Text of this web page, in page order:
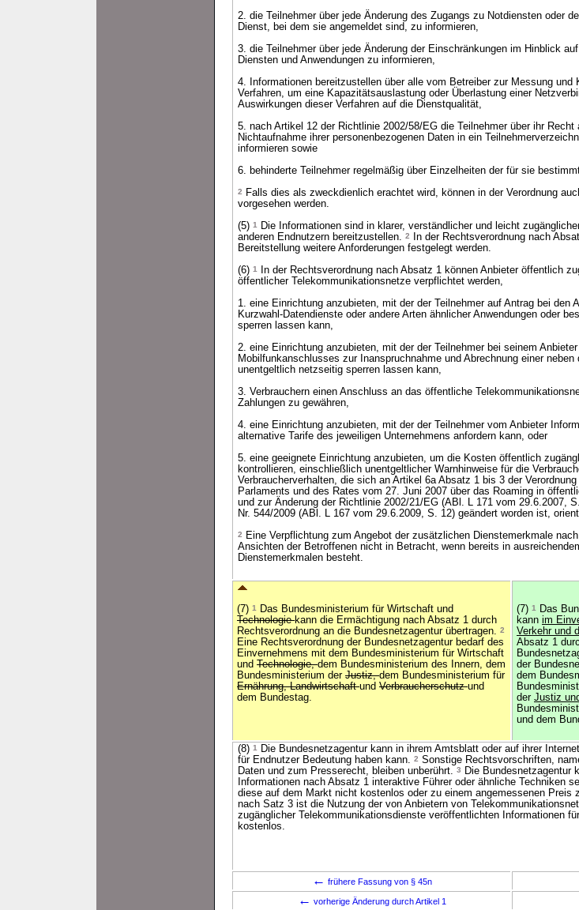
2. die Teilnehmer über jede Änderung des Zugangs zu Notdiensten oder
Dienst, bei dem sie angemeldet sind, zu informieren,
3. die Teilnehmer über jede Änderung der Einschränkungen im Hinblick
Diensten und Anwendungen zu informieren,
4. Informationen bereitzustellen über alle vom Betreiber zur Messung und
Verfahren, um eine Kapazitätsauslastung oder Überlastung einer
Auswirkungen dieser Verfahren auf die Dienstqualität,
5. nach Artikel 12 der Richtlinie 2002/58/EG die Teilnehmer über ihr
Nichtaufnahme ihrer personenbezogenen Daten in ein
informieren sowie
6. behinderte Teilnehmer regelmäßig über Einzelheiten der für sie
2
Falls dies als zweckdienlich erachtet wird, können in der Verordnung
vorgesehen werden.
(5) 1
Die Informationen sind in klarer, verständlicher und leicht
anderen Endnutzern bereitzustellen. 2
In der Rechtsverordnung nach
Bereitstellung weitere Anforderungen festgelegt werden.
(6) 1
In der Rechtsverordnung nach Absatz 1 können Anbieter öffentlich
öffentlicher Telekommunikationsnetze verpflichtet werden,
1. eine Einrichtung anzubieten, mit der der Teilnehmer auf Antrag bei den
Kurzwahl-Datendienste oder andere Arten ähnlicher Anwendungen oder
sperren lassen kann,
2. eine Einrichtung anzubieten, mit der der Teilnehmer bei seinem
Mobilfunkanschlusses zur Inanspruchnahme und Abrechnung einer
unentgeltlich netzseitig sperren lassen kann,
3. Verbrauchern einen Anschluss an das öffentliche
Zahlungen zu gewähren,
4. eine Einrichtung anzubieten, mit der der Teilnehmer vom Anbieter
alternative Tarife des jeweiligen Unternehmens anfordern kann, oder
5. eine geeignete Einrichtung anzubieten, um die Kosten öffentlich
kontrollieren, einschließlich unentgeltlicher Warnhinweise für die
Verbraucherverhalten, die sich an Artikel 6a Absatz 1 bis 3 der
Parlaments und des Rates vom 27. Juni 2007 über das Roaming in
und zur Änderung der Richtlinie 2002/21/EG (ABl. L 171 vom 29.6.2007,
Nr. 544/2009 (ABl. L 167 vom 29.6.2009, S. 12) geändert worden ist,
2
Eine Verpflichtung zum Angebot der zusätzlichen Dienstemerkmale
Ansichten der Betroffenen nicht in Betracht, wenn bereits in
Dienstemerkmalen besteht.
(7) 1
Das Bundesministerium für Wirtschaft und
Technologiekann die Ermächtigung nach Absatz 1 durch
Rechtsverordnung an die Bundesnetzagentur übertragen. 2
Eine Rechtsverordnung der Bundesnetzagentur bedarf des
Einvernehmens mit dem Bundesministerium für Wirtschaft
und Technologie,dem Bundesministerium des Innern, dem
Bundesministerium der Justiz,dem Bundesministerium für
Ernährung, Landwirtschaftund Verbraucherschutzund
dem Bundestag.
(7) 1 Das
kann im
Verkehr und
Absatz 1
der
dem
der Justiz
und dem
(8) 1
Die Bundesnetzagentur kann in ihrem Amtsblatt oder auf ihrer
für Endnutzer Bedeutung haben kann. 2 Sonstige Rechtsvorschriften,
Daten und zum Presserecht, bleiben unberührt. 3
Die Bundesnetzagentur
Informationen nach Absatz 1 interaktive Führer oder ähnliche Techniken
diese auf dem Markt nicht kostenlos oder zu einem angemessenen Preis
nach Satz 3 ist die Nutzung der von Anbietern von
zugänglicher Telekommunikationsdienste veröffentlichten Informationen
kostenlos.
← frühere Fassung von § 45n
← vorherige Änderung durch Artikel 1